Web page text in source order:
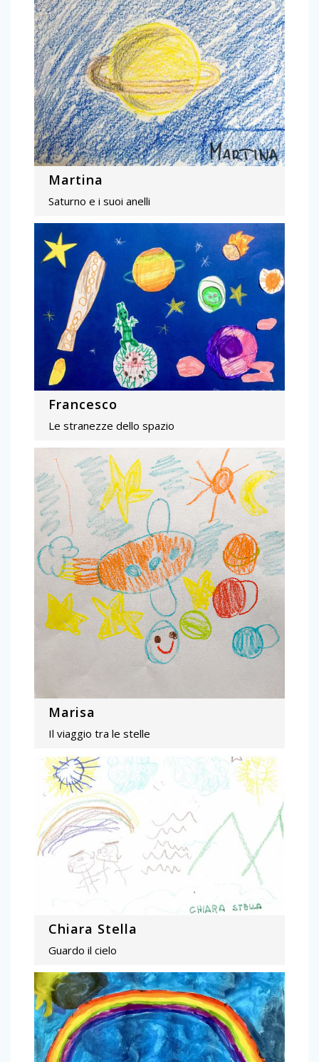
Martina
Saturno e i suoi anelli
Francesco
Le stranezze dello spazio
Marisa
Il viaggio tra le stelle
Chiara Stella
Guardo il cielo